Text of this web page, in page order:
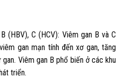
(HBV), C (HCV): Viêm gan B và C
gan mạn tính đến xơ gan, tăng
Viêm gan B phổ biến ở các khu
triển.